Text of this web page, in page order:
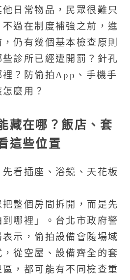
日常物品，民眾很難只
過在制度補強之前，進
仍有幾個基本檢查原則
診所已經遭開罰？針孔
？防偷拍App、手機手
麼用？
藏在哪？飯店、套
這些位置
看插座、浴鏡、天花板
整個房間拆開，而是先
哪裡」。台北市政府警
示，偷拍設備會隨場域
從空屋、設備齊全的套
，都可能有不同檢查重